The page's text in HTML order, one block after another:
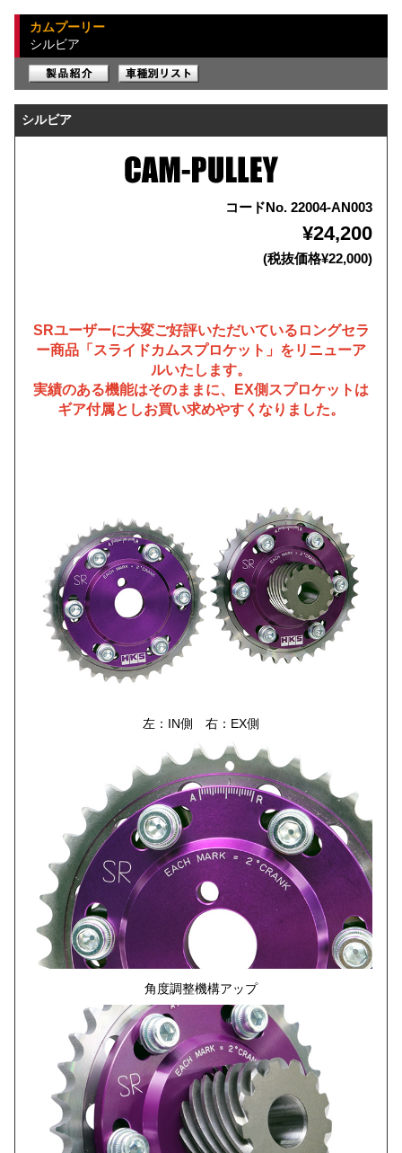
カムプーリー
シルビア
シルビア
コードNo. 22004-AN003
¥24,200
(税抜価格¥22,000)
SRユーザーに大変ご好評いただいているロングセラ
ー商品「スライドカムスプロケット」をリニューア
ルいたします。
実績のある機能はそのままに、EX側スプロケットは
ギア付属としお買い求めやすくなりました。
左：IN側 右：EX側
角度調整機構アップ